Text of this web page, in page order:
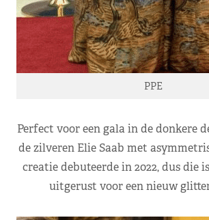
PPE
Perfect voor een gala in de donkere
de zilveren Elie Saab met
creatie debuteerde in 2022, dus die
uitgerust voor een nieuw